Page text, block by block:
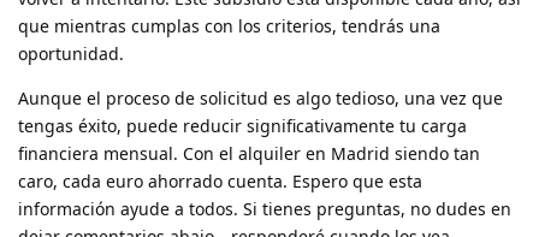
que mientras cumplas con los criterios, tendrás una
oportunidad.
Aunque el proceso de solicitud es algo tedioso, una vez que
tengas éxito, puede reducir significativamente tu carga
financiera mensual. Con el alquiler en Madrid siendo tan
caro, cada euro ahorrado cuenta. Espero que esta
información ayude a todos. Si tienes preguntas, no dudes en